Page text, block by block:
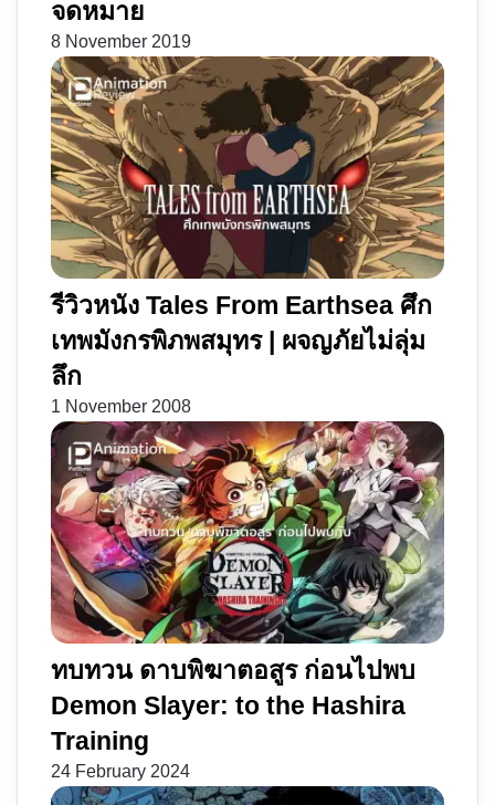
จดหมาย
8 November 2019
รีวิวหนัง Tales From Earthsea ศึก
เทพมังกรพิภพสมุทร | ผจญภัยไม่ลุ่ม
ลึก
1 November 2008
ทบทวน ดาบพิฆาตอสูร ก่อนไปพบ
Demon Slayer: to the Hashira
Training
24 February 2024